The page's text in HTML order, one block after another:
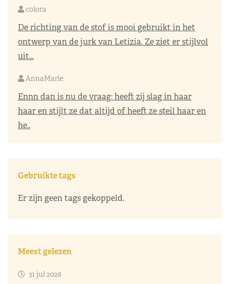
colora
De richting van de stof is mooi gebruikt in het
ontwerp van de jurk van Letizia. Ze ziet er stijlvol
uit...
AnnaMarie
Ennn dan is nu de vraag: heeft zij slag in haar
haar en stijlt ze dat altijd of heeft ze steil haar en
he..
Gebruikte tags
Er zijn geen tags gekoppeld.
Meest gelezen
31 jul 2026